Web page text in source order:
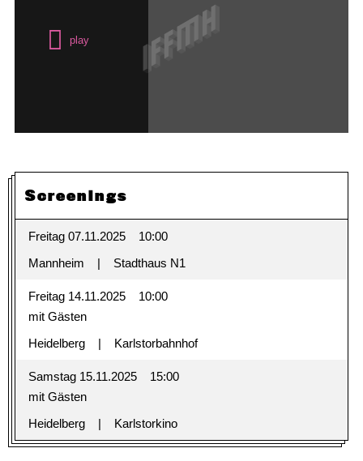
Screenings
Freitag 07.11.2025
10:00
Mannheim
Stadthaus N1
Freitag 14.11.2025
10:00
mit Gästen
Heidelberg
Karlstorbahnhof
Samstag 15.11.2025
15:00
mit Gästen
Heidelberg
Karlstorkino